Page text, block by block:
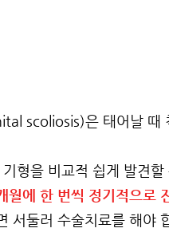
scoliosis)은 태어날 때
형을 비교적 쉽게 발견할
월에 한 번씩 정기적으로
서둘러 수술치료를 해야